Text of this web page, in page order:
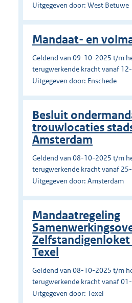
Uitgegeven door: West Betuwe
Mandaat- en
Geldend van 09-10-2025 t/m
terugwerkende kracht vanaf
Uitgegeven door: Enschede
Besluit
trouwlocaties
Amsterdam
Geldend van 08-10-2025 t/m
terugwerkende kracht vanaf
Uitgegeven door: Amsterdam
Mandaatregeling
Texel
Geldend van 08-10-2025 t/m
terugwerkende kracht vanaf
Uitgegeven door: Texel